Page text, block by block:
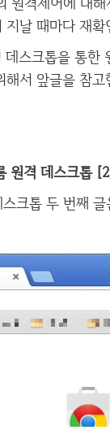
지날 때마다 재
스크톱을 통한
서 앞글을 참
원격 데스크톱
크톱 두 번째 글